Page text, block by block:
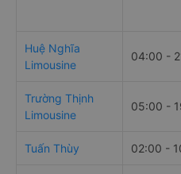
Huệ Nghĩa
Limousine
04:00 -
Trường Thịnh
Limousine
05:00 -
Tuấn Thùy 02:00 -